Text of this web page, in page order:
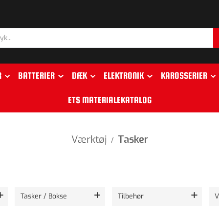
BATTERIER DÆK ELEKTRONIK KAROSSERIER
ETS MATERIALEKATALOG
Værktøj / Tasker
Tasker / Bokse Tilbehør